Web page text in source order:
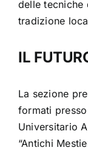
delle tecniche
tradizione
IL
La sezione
formati
Universitario
“Antichi